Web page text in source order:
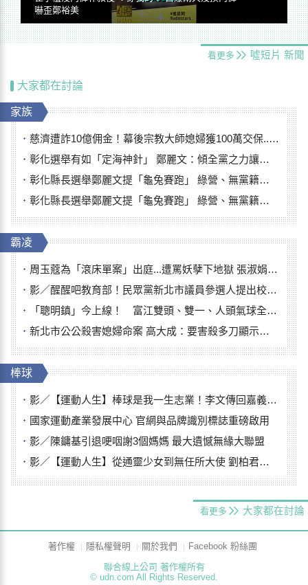
嚇歪鄭裕美
看更多 噓短片 新聞
大家都在討論
家族
慈濟遭詐10億佣金！幕後宗教大師媳婦獲100萬交保...快步奔離不發一語
彰化選舉有如「定海神針」 鄭麗文：傾全黨之力讓彰化贏
彰化縣長選舉鄭麗文提「龜兔賽跑」 綠營、無黨籍忙否認是烏龜
彰化縣長選舉鄭麗文提「龜兔賽跑」 綠營、無黨籍忙否認是烏龜
霸凌
周玉蔻為「滾床單案」出庭...遭罵妖孽下地獄 張淑娟批：舌頭殺人有罪
影／醒醒吧教育部！民眾黨新北市議員參選人提出校園反毒防線升級政見
「聰明鎮」今上線！ 富江雙頭、雙一、人頭氣球全登場
新北市公公殺害媳婦命案 高大成：要害殺多刀顯示怨恨深
棒球
影／【運動人生】棒球是我一生志業！李文傳回嘉義扎根點亮KANO精神
國家運動產業發展中心 官網與品牌識別標誌重磅啟用
影／陳鏞基引退哽咽謝3個媽媽 最大遺憾無緣大聯盟
影／【運動人生】從通靈少女到無任所大使 劉柏君女裁判人生國際發光
看更多 大家都在討論
著作權 隱私權聲明 關於我們
Facebook 粉絲團
聯合線上公司 著作權所有
© udn.com All Rights Reserved.